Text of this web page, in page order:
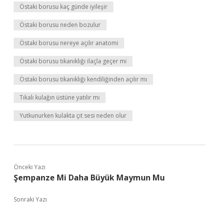
Östaki borusu kaç günde iyileşir
Östaki borusu neden bozulur
Östaki borusu nereye açılır anatomi
Östaki borusu tıkanıklığı ilaçla geçer mi
Östaki borusu tıkanıklığı kendiliğinden açılır mı
Tıkalı kulağın üstüne yatılır mı
Yutkunurken kulakta çıt sesi neden olur
Önceki Yazı
Şempanze Mi Daha Büyük Maymun Mu
Sonraki Yazı